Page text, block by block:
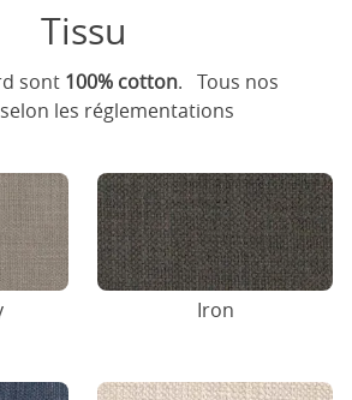
Tissu
sont 100% cotton. Tous nos
les réglementations
Iron